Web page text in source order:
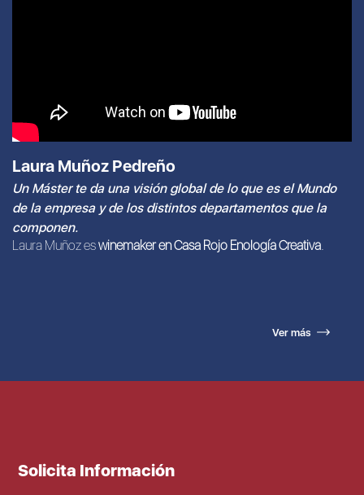
Laura Muñoz Pedreño
Un Máster te da una visión global de lo que es el Mundo
de la empresa y de los distintos departamentos que la
componen.
Laura Muñoz eswinemaker en Casa Rojo Enología Creativa.
Ver más
Solicita Información